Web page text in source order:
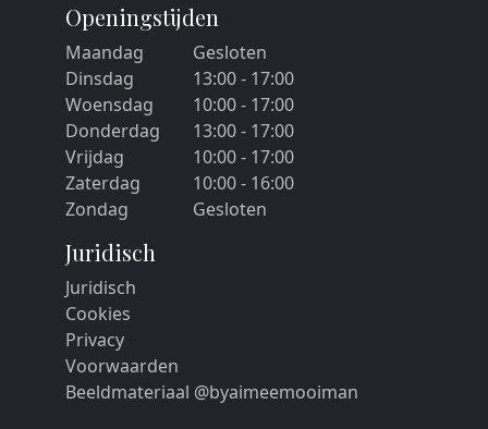
Openingstijden
Maandag
Gesloten
Dinsdag
13:00 - 17:00
Woensdag
10:00 - 17:00
Donderdag
13:00 - 17:00
Vrijdag
10:00 - 17:00
Zaterdag
10:00 - 16:00
Zondag
Gesloten
Juridisch
Juridisch
Cookies
Privacy
Voorwaarden
Beeldmateriaal @byaimeemooiman